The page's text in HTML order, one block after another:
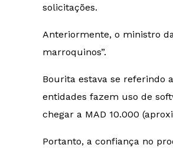
solicitações.
Anteriormente, o ministro
marroquinos”.
Bourita estava se referindo
entidades fazem uso de
chegar a MAD 10.000
Portanto, a confiança no